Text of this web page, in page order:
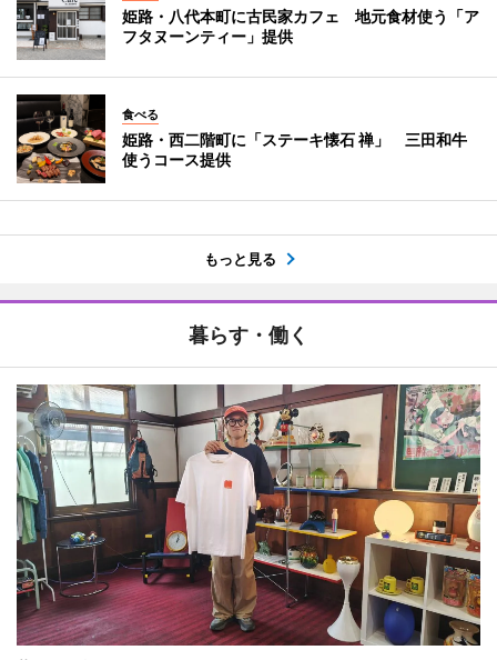
姫路・八代本町に古民家カフェ 地元食材使う「ア
フタヌーンティー」提供
食べる
姫路・西二階町に「ステーキ懐石 禅」 三田和牛
使うコース提供
もっと見る
暮らす・働く